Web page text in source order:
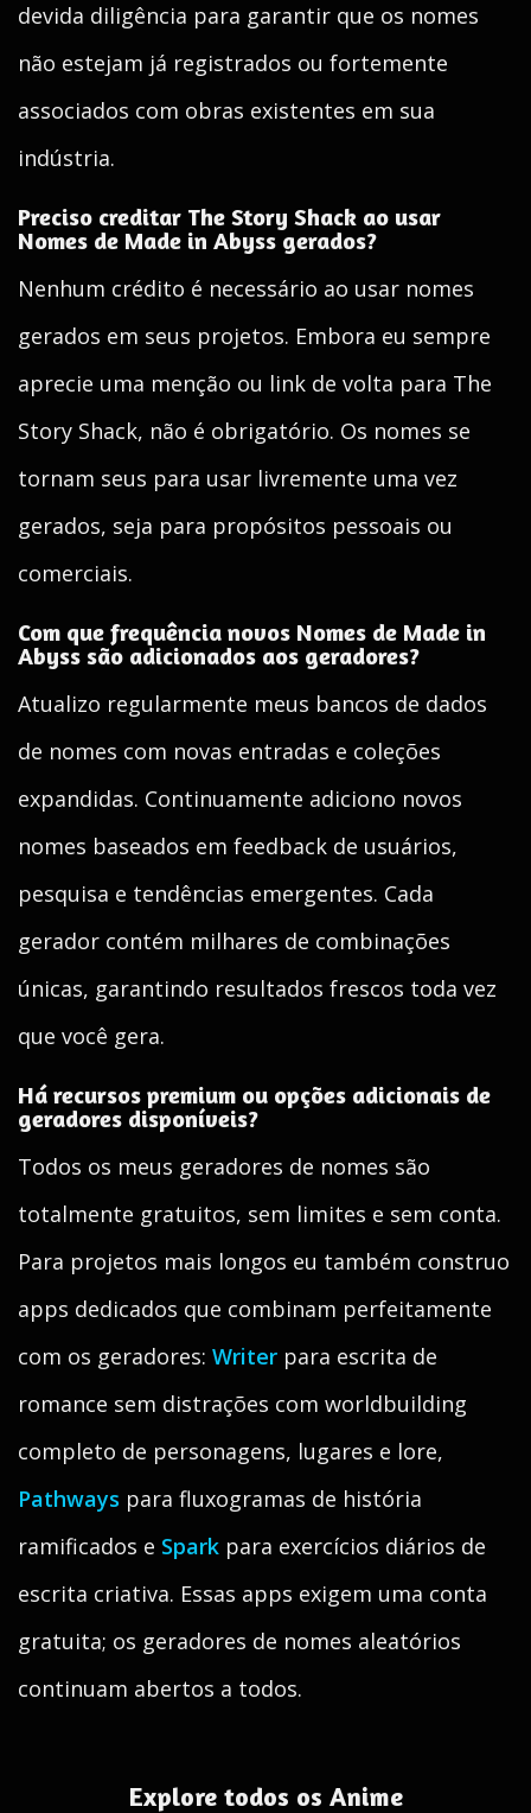
devida diligência para garantir que os nomes
não estejam já registrados ou fortemente
associados com obras existentes em sua
indústria.
Preciso creditar The Story Shack ao usar
Nomes de Made in Abyss gerados?
Nenhum crédito é necessário ao usar nomes
gerados em seus projetos. Embora eu sempre
aprecie uma menção ou link de volta para The
Story Shack, não é obrigatório. Os nomes se
tornam seus para usar livremente uma vez
gerados, seja para propósitos pessoais ou
comerciais.
Com que frequência novos Nomes de Made in
Abyss são adicionados aos geradores?
Atualizo regularmente meus bancos de dados
de nomes com novas entradas e coleções
expandidas. Continuamente adiciono novos
nomes baseados em feedback de usuários,
pesquisa e tendências emergentes. Cada
gerador contém milhares de combinações
únicas, garantindo resultados frescos toda vez
que você gera.
Há recursos premium ou opções adicionais de
geradores disponíveis?
Todos os meus geradores de nomes são
totalmente gratuitos, sem limites e sem conta.
Para projetos mais longos eu também construo
apps dedicados que combinam perfeitamente
com os geradores: Writer para escrita de
romance sem distrações com worldbuilding
completo de personagens, lugares e lore,
Pathways para fluxogramas de história
ramificados e Spark para exercícios diários de
escrita criativa. Essas apps exigem uma conta
gratuita; os geradores de nomes aleatórios
continuam abertos a todos.
Explore todos os Anime